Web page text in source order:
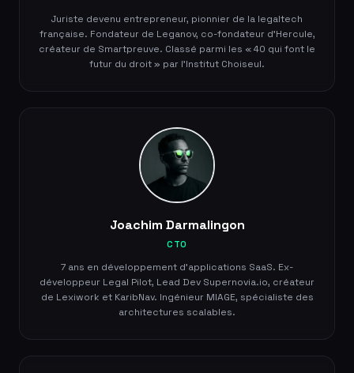
Juriste devenu entrepreneur, pionnier de la legaltech
française. Fondateur de Leganov, co-fondateur d'Hercule,
créateur de Smartpreuve. Classé parmi les « 40 qui font le
futur du droit » par l'Institut Choiseul.
Joachim Darmalingon
CTO
7 ans en développement d'applications SaaS. Ex-
développeur Legal Pilot, Lead Dev Supernovia.io, créateur
de Lexiwork et KaribNav. Ingénieur MIAGE, spécialiste des
architectures scalables.